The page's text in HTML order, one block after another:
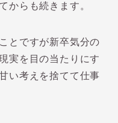
からも続きます。
とですが新卒気分の
実を目の当たりにす
い考えを捨てて仕事